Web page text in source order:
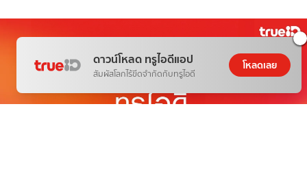
ดาวน์โหลด ทรูไอดีแอป
สัมผัสโลกไร้ขีดจำกัดกับทรูไอดี
โหลดเลย